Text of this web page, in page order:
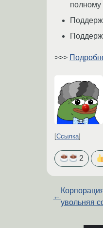
полному
>>>
Ссылка
2
←
увольняя